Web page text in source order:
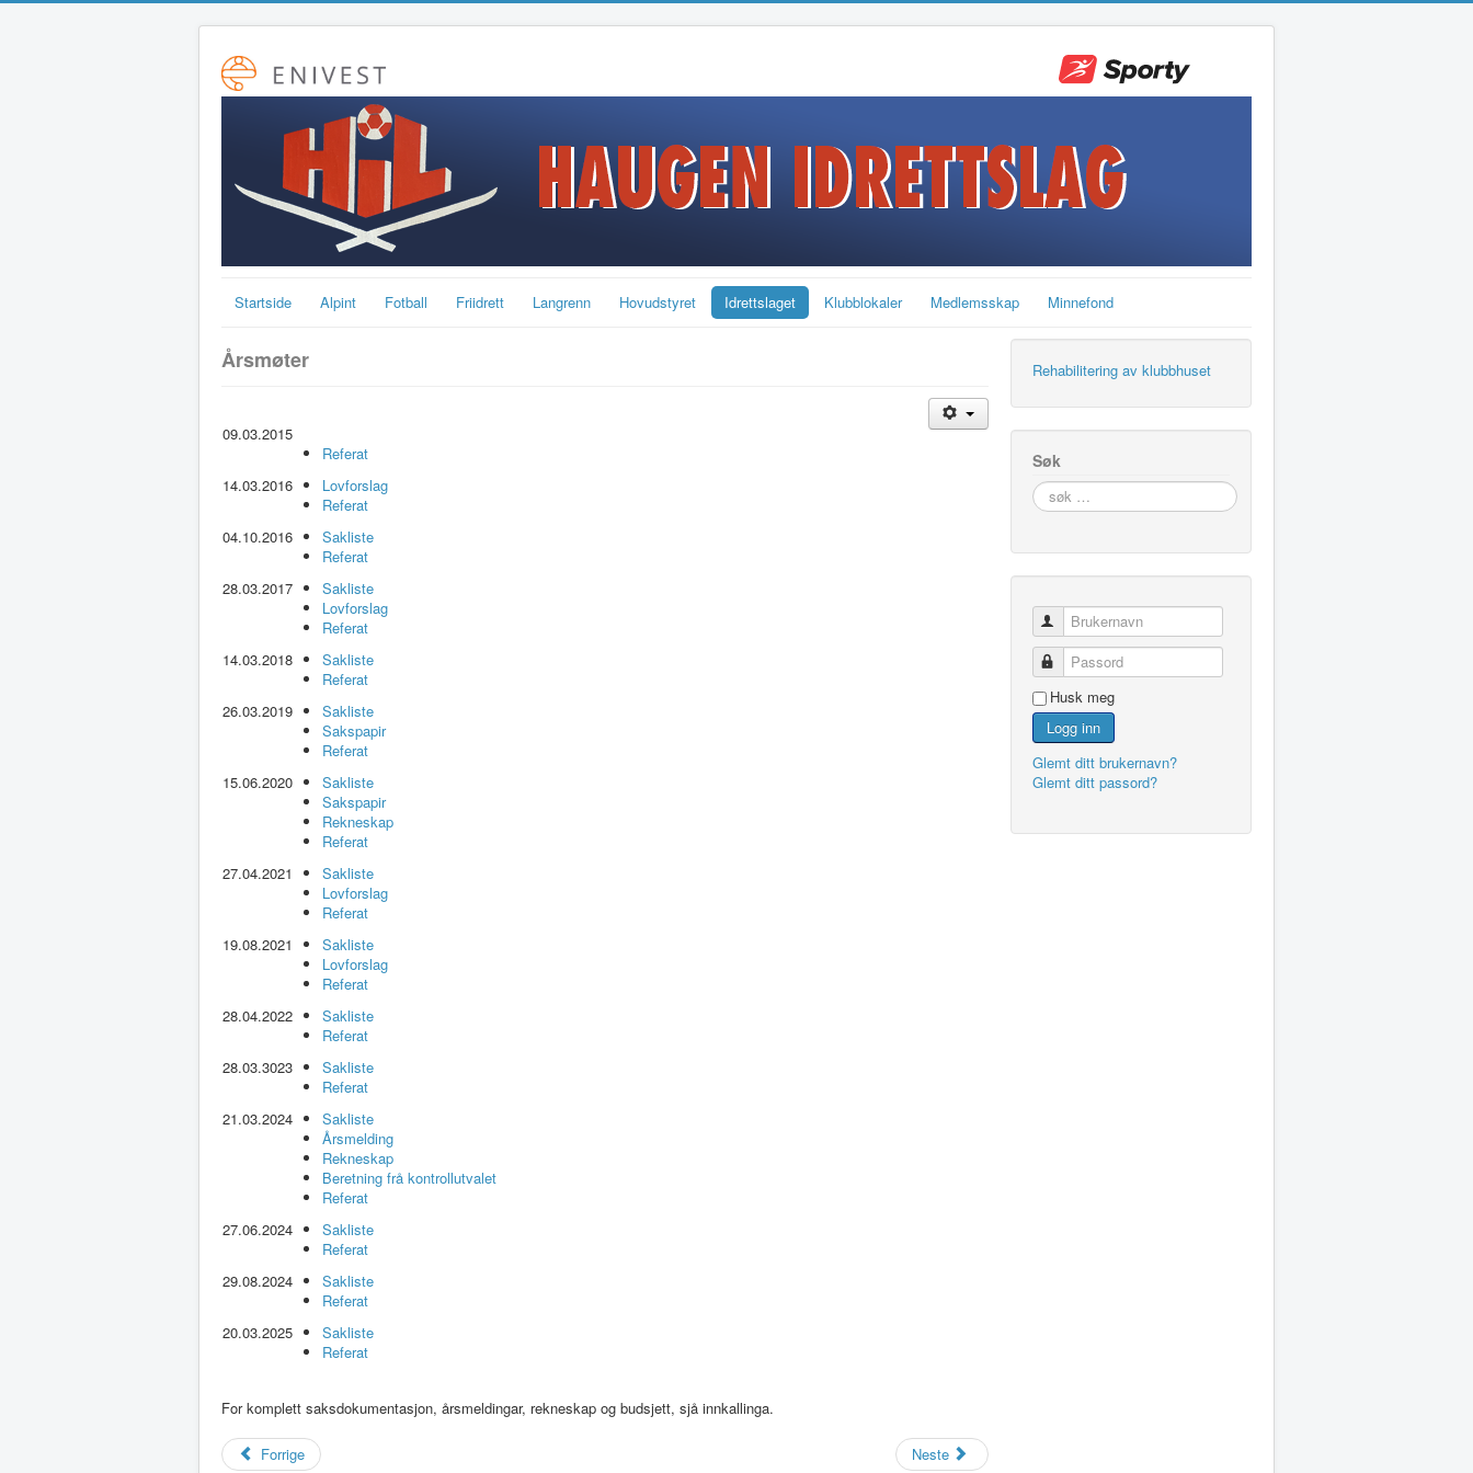
Startside Alpint Fotball Friidrett Langrenn Hovudstyret Idrettslaget Klubblokaler Medlemsskap Minnefond
Årsmøter
09.03.2015
Referat
14.03.2016
Lovforslag
Referat
04.10.2016
Sakliste
Referat
28.03.2017
Sakliste
Lovforslag
Referat
14.03.2018
Sakliste
Referat
26.03.2019
Sakliste
Sakspapir
Referat
15.06.2020
Sakliste
Sakspapir
Rekneskap
Referat
27.04.2021
Sakliste
Lovforslag
Referat
19.08.2021
Sakliste
Lovforslag
Referat
28.04.2022
Sakliste
Referat
28.03.3023
Sakliste
Referat
21.03.2024
Sakliste
Årsmelding
Rekneskap
Beretning frå kontrollutvalet
Referat
27.06.2024
Sakliste
Referat
29.08.2024
Sakliste
Referat
20.03.2025
Sakliste
Referat
For komplett saksdokumentasjon, årsmeldingar, rekneskap og budsjett, sjå innkallinga.
Forrige Neste
Rehabilitering av klubbhuset
Søk
søk
…
Brukernavn
Passord
Husk meg
Logg inn
Glemt ditt brukernavn?
Glemt ditt passord?